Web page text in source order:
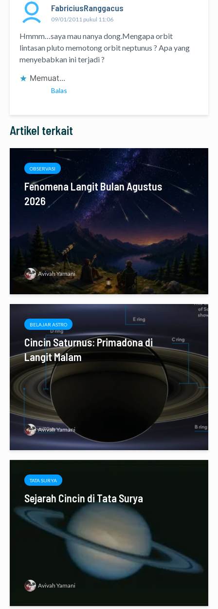
FabriciusRanggacus
09/01/2011 pukul 11:06
Hmmm…saya mau nanya dong.Mengapa orbit
lintasan pluto memotong orbit neptunus ? Apa yang
menyebabkan ini terjadi ?
Memuat...
Balas
Artikel terkait
OBSERVASI
Fenomena Langit Bulan Agustus
2026
Avivah Yamani
BELAJAR ASTRO
Cincin Saturnus: Primadona di
Langit Malam
Avivah Yamani
TATA SURYA
Sejarah Cincin di Tata Surya
Avivah Yamani